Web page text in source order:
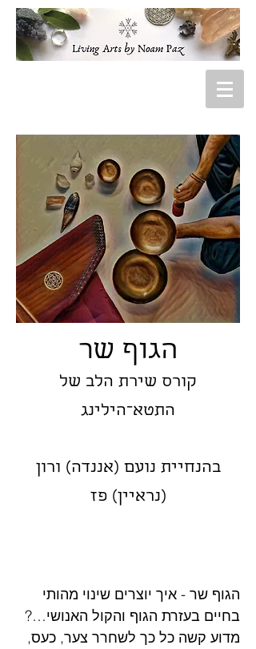
הגוף שר
קורס שירת הלב של
התטא־הילינג
בהנחיית נועם (אננדה) ורון
(נראיין) פז
הגוף שר - איך יוצרים שינוי מהותי
בחיים בעזרת הגוף והקול האנושי…?
מדוע קשה כל כך לשחרר צער, כעס,